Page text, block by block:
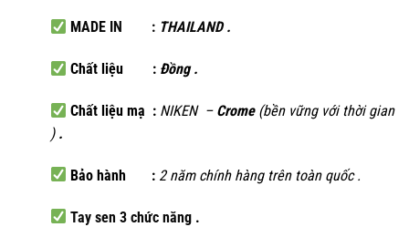
MADE IN : THAILAND .
Chất liệu : Đồng .
Chất liệu mạ : NIKEN – Crome (bền vững với thời gian
).
Bảo hành : 2 năm chính hàng trên toàn quốc .
Tay sen 3 chức năng .